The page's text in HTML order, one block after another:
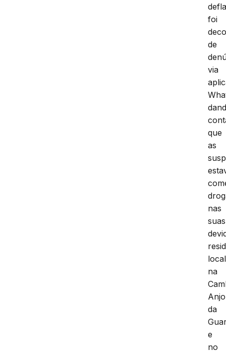
foi
de
via
que
as
nas
suas
na
Anjo
da
e
no